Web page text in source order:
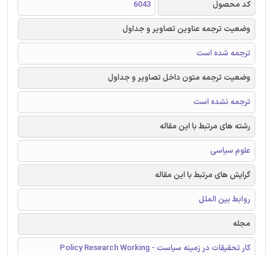
کد محصول
6043
وضعیت ترجمه عناوین تصاویر و جداول
ترجمه شده است
وضعیت ترجمه متون داخل تصاویر و جداول
ترجمه نشده است
رشته های مرتبط با این مقاله
علوم سیاسی
گرایش های مرتبط با این مقاله
روابط بین الملل
مجله
کار تحقیقات در زمینه سیاست - Policy Research Working